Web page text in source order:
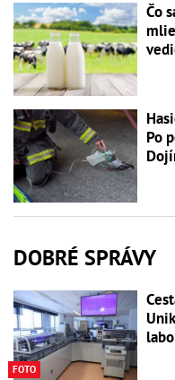
Čo
Po
DOBRÉ SPRÁVY
FOTO